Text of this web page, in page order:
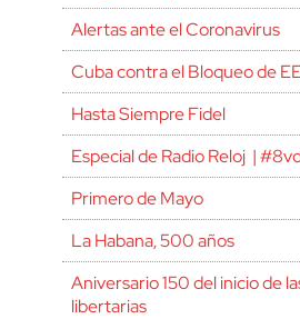
Alertas ante el Coronavirus
Cuba contra el Bloqueo de
Hasta Siempre Fidel
Especial de Radio Reloj |
Primero de Mayo
La Habana, 500 años
Aniversario 150 del inicio de
libertarias